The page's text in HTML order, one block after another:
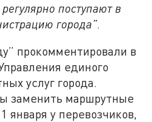
поступают в
города”.
прокомментировали в
единого
услуг города.
заменить маршрутные
января у перевозчиков,